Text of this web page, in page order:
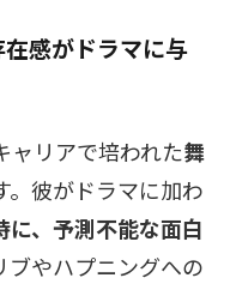
感がドラマに与
ャリアで培われた舞
。彼がドラマに加わ
に、予測不能な面白
ブやハプニングへの